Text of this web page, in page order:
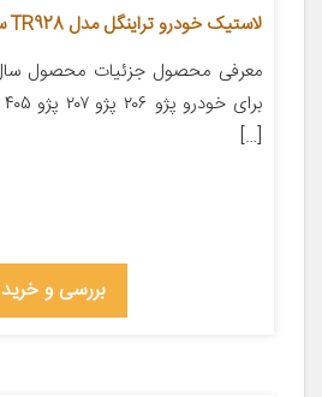
لاستیک خودرو تراینگل مدل TR928 سایز 185/65R14
[…]
بررسی و خرید